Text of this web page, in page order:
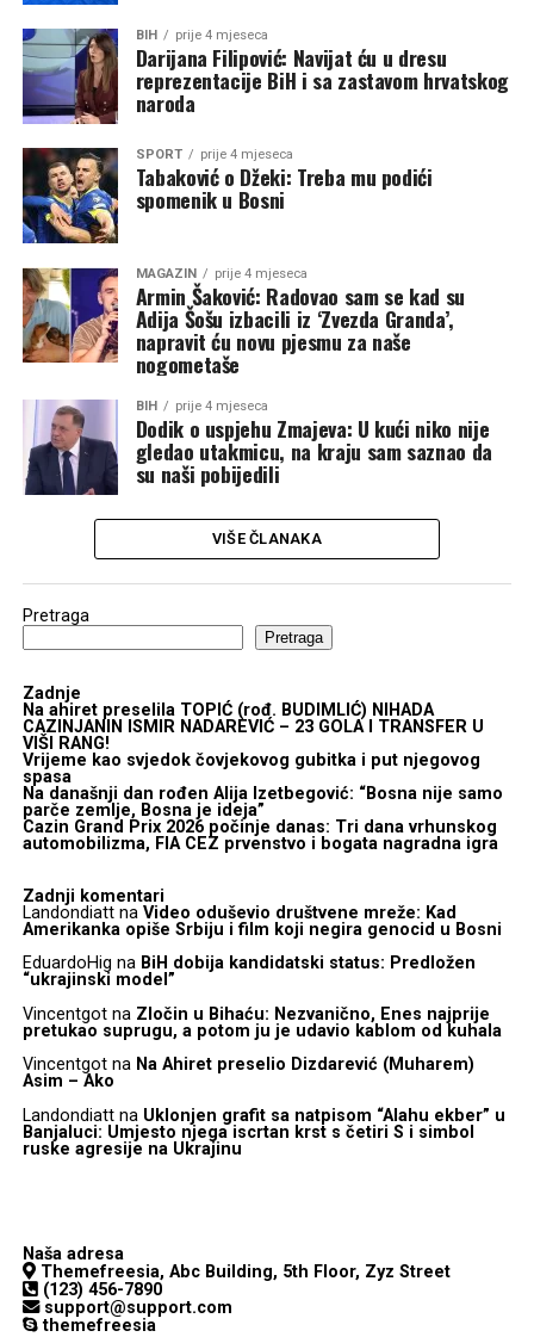
BIH prije 4 mjeseca
Darijana Filipović: Navijat ću u dresu
reprezentacije BiH i sa zastavom hrvatskog
naroda
SPORT prije 4 mjeseca
Tabaković o Džeki: Treba mu podići
spomenik u Bosni
MAGAZIN prije 4 mjeseca
Armin Šaković: Radovao sam se kad su
Adija Šošu izbacili iz ‘Zvezda Granda’,
napravit ću novu pjesmu za naše
nogometaše
BIH prije 4 mjeseca
Dodik o uspjehu Zmajeva: U kući niko nije
gledao utakmicu, na kraju sam saznao da
su naši pobijedili
VIŠE ČLANAKA
Pretraga
Pretraga
Zadnje
Na ahiret preselila TOPIĆ (rođ. BUDIMLIĆ) NIHADA
CAZINJANIN ISMIR NADAREVIĆ – 23 GOLA I TRANSFER U
VIŠI RANG!
Vrijeme kao svjedok čovjekovog gubitka i put njegovog
spasa
Na današnji dan rođen Alija Izetbegović: “Bosna nije samo
parče zemlje, Bosna je ideja”
Cazin Grand Prix 2026 počinje danas: Tri dana vrhunskog
automobilizma, FIA CEZ prvenstvo i bogata nagradna igra
Zadnji komentari
Landondiattna Video oduševio društvene mreže: Kad
Amerikanka opiše Srbiju i film koji negira genocid u Bosni
EduardoHig na BiH dobija kandidatski status: Predložen
“ukrajinski model”
Vincentgotna Zločin u Bihaću: Nezvanično, Enes najprije
pretukao suprugu, a potom ju je udavio kablom od kuhala
Vincentgotna Na Ahiret preselio Dizdarević (Muharem)
Asim – Ako
Landondiattna Uklonjen grafit sa natpisom “Alahu ekber” u
Banjaluci: Umjesto njega iscrtan krst s četiri S i simbol
ruske agresije na Ukrajinu
Naša adresa
Themefreesia, Abc Building, 5th Floor, Zyz Street
(123) 456-7890
support@support.com
themefreesia